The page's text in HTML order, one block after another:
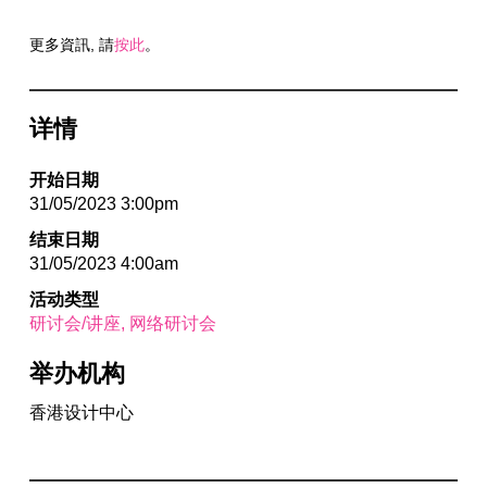
更多資訊, 請按此。
详情
开始日期
31/05/2023 3:00pm
结束日期
31/05/2023 4:00am
活动类型
研讨会/讲座
网络研讨会
举办机构
香港设计中心